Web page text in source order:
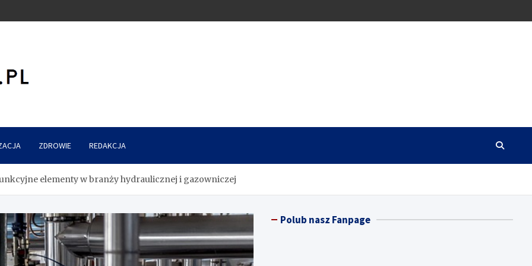
ZDROWIE REDAKCJA
elementy w branży hydraulicznej i gazowniczej
Polub nasz Fanpage